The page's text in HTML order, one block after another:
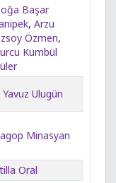
Başar
, Arzu
Özmen,
Kümbül
Yavuz Ulugün
Minasyan
Oral